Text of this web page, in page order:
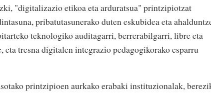
"digitalizazio etikoa eta arduratsua" printzipiotzat
pribatutasunerako duten eskubidea eta
teknologiko auditagarri, berrerabilgarri, libre eta
tresna digitalen integrazio pedagogikorako esparru
printzipioen aurkako erabaki instituzionalak,